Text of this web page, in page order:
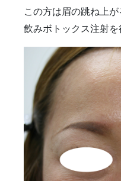
この方は眉の跳ね上
飲みボトックス注射を